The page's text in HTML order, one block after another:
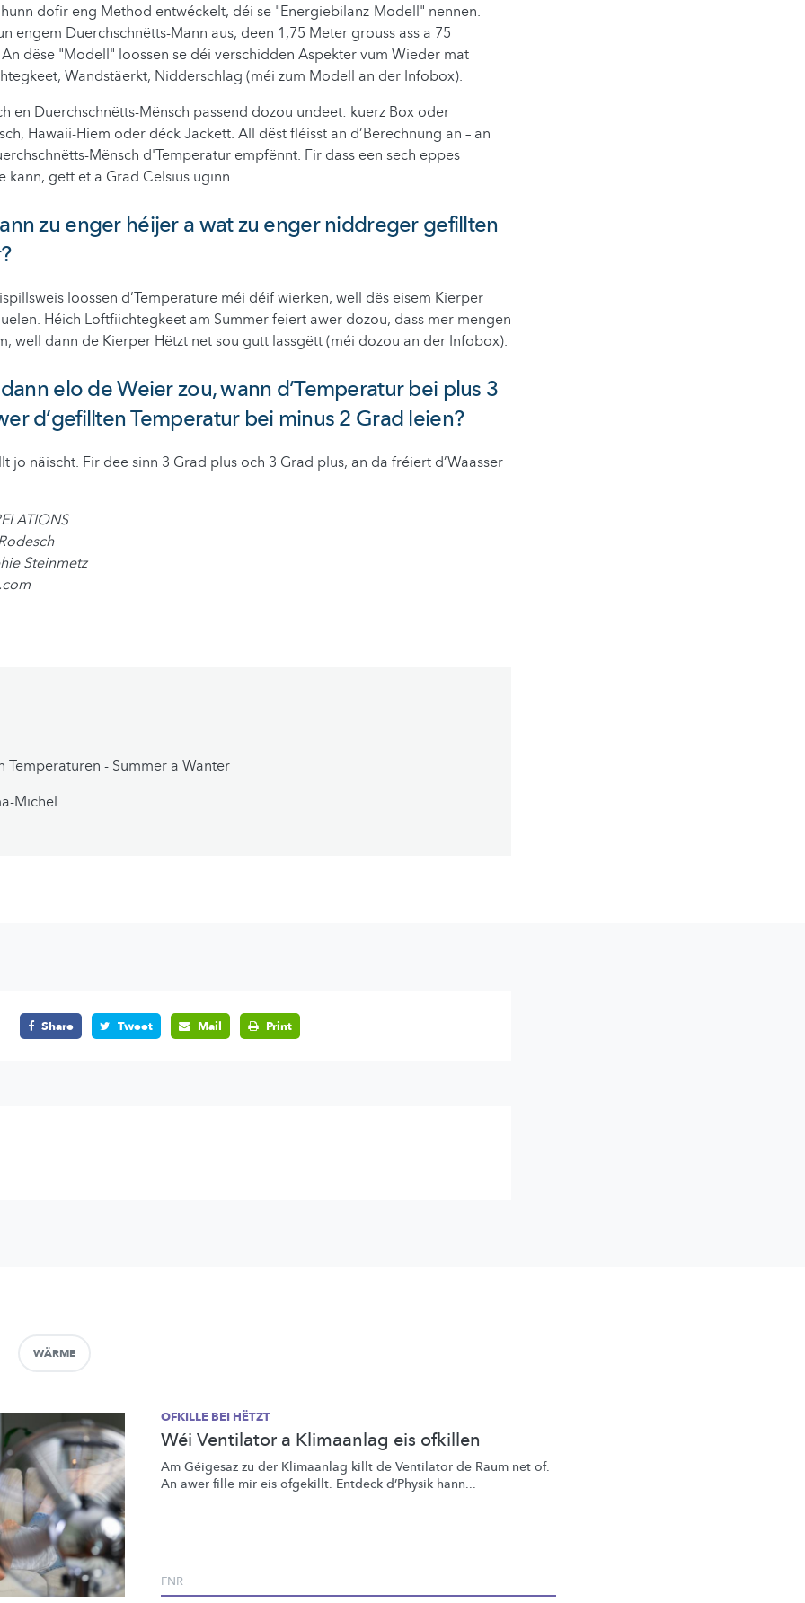
dofir eng Method entwéckelt, déi se "Energiebilanz-Modell" nennen.
engem Duerchschnëtts-Mann aus, deen 1,75 Meter grouss ass a 75
dëse "Modell" loossen se déi verschidden Aspekter vum Wieder mat
Wandstäerkt, Nidderschlag (méi zum Modell an der Infobox).
en Duerchschnëtts-Mënsch passend dozou undeet: kuerz Box oder
Hawaii-Hiem oder déck Jackett. All dëst fléisst an d’Berechnung an – an
Mënsch d'Temperatur empfënnt. Fir dass een sech eppes
kann, gëtt et a Grad Celsius uginn.
zu enger héijer a wat zu enger niddreger gefillten
loossen d’Temperature méi déif wierken, well dës eisem Kierper
Héich Loftfiichtegkeet am Summer feiert awer dozou, dass mer mengen
well dann de Kierper Hëtzt net sou gutt lassgëtt (méi dozou an der Infobox).
elo de Weier zou, wann d’Temperatur bei plus 3
d’gefillten Temperatur bei minus 2 Grad leien?
jo näischt. Fir dee sinn 3 Grad plus och 3 Grad plus, an da fréiert d’Waasser
Steinmetz
Temperaturen - Summer a Wanter
Michel
Share Tweet Mail Print
WÄRME
OFKILLE BEI HËTZT
Wéi Ventilator a Klimaanlag eis ofkillen
Am Géigesaz zu der Klimaanlag killt de Ventilator de Raum net of.
An awer fille mir eis ofgekillt. Entdeck d’Physik hann...
FNR